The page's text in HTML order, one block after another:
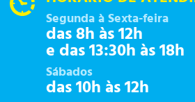
Segunda à Sexta-feira
das 8h às 12h
e das 13:30h às 18h
Sábados
das 10h às 12h